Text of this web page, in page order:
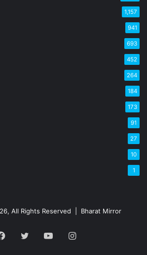
1,157
941
693
452
264
184
173
91
27
10
1
All Rights Reserved | Bharat Mirror
Facebook
Twitter YouTubeInstagram